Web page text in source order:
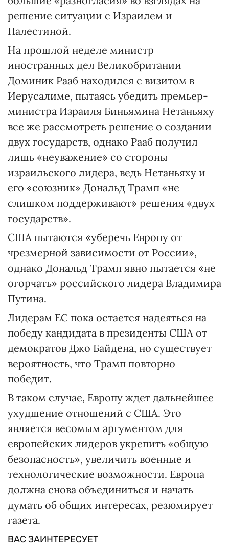
решение ситуации с Израилем и
Палестиной.
На прошлой неделе министр
иностранных дел Великобритании
Доминик Рааб находился с визитом в
Иерусалиме, пытаясь убедить премьер-
министра Израиля Биньямина Нетаньяху
все же рассмотреть решение о создании
двух государств, однако Рааб получил
лишь «неуважение» со стороны
израильского лидера, ведь Нетаньяху и
его «союзник» Дональд Трамп «не
слишком поддерживают» решения «двух
государств».
США пытаются «уберечь Европу от
чрезмерной зависимости от России»,
однако Дональд Трамп явно пытается «не
огорчать» российского лидера Владимира
Путина.
Лидерам ЕС пока остается надеяться на
победу кандидата в президенты США от
демократов Джо Байдена, но существует
вероятность, что Трамп повторно
победит.
В таком случае, Европу ждет дальнейшее
ухудшение отношений с США. Это
является весомым аргументом для
европейских лидеров укрепить «общую
безопасность», увеличить военные и
технологические возможности. Европа
должна снова объединиться и начать
думать об общих интересах, резюмирует
газета.
ВАС ЗАИНТЕРЕСУЕТ